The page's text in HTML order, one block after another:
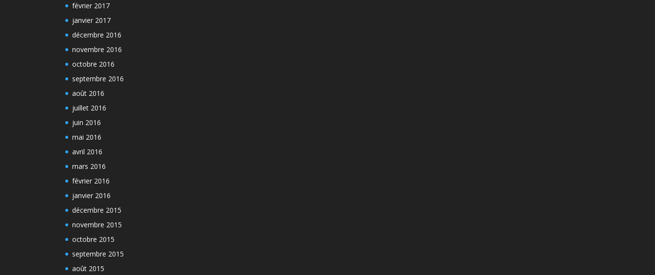
février 2017
janvier 2017
décembre 2016
novembre 2016
octobre 2016
septembre 2016
août 2016
juillet 2016
juin 2016
mai 2016
avril 2016
mars 2016
février 2016
janvier 2016
décembre 2015
novembre 2015
octobre 2015
septembre 2015
août 2015